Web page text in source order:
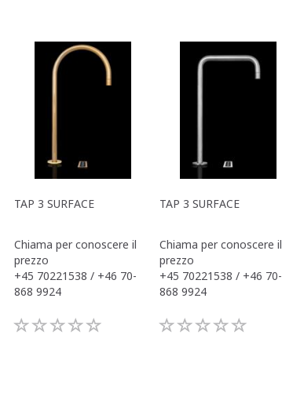
TAP 3 SURFACE
Chiama per conoscere il
prezzo
+45 70221538 / +46 70-
868 9924
TAP 3 SURFACE
Chiama per conoscere il
prezzo
+45 70221538 / +46 70-
868 9924